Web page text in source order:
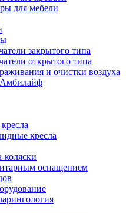
для мебели
закрытого типа
открытого типа
и очистки воздуха
Амбилайф
кресла
коляски
оснащением